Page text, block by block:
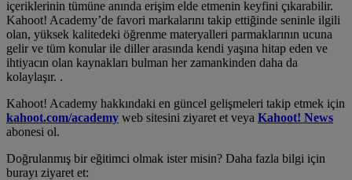
içeriklerinin tümüne anında erişim elde etmenin keyfini çıkarabilir.
Kahoot! Academy’de favori markalarını takip ettiğinde seninle ilgili
olan, yüksek kalitedeki öğrenme materyalleri parmaklarının ucuna
gelir ve tüm konular ile diller arasında kendi yaşına hitap eden ve
ihtiyacın olan kaynakları bulman her zamankinden daha da
kolaylaşır. .
Kahoot! Academy hakkındaki en güncel gelişmeleri takip etmek için
kahoot.com/academy web sitesini ziyaret et veya Kahoot! News
abonesi ol.
Doğrulanmış bir eğitimci olmak ister misin? Daha fazla bilgi için
burayı ziyaret et: